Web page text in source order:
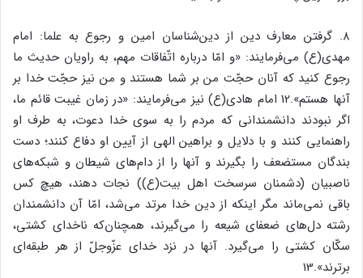
۸. گرفتن معارف دین از دین‌شناسان امین و رجوع به علما: امام
مهدی(ع) می‌فرمایند: «و امّا درباره اتّفاقات مهم، به راویان حدیث ما
رجوع کنید که آنان حجّت من بر شما هستند و من نیز حجّت خدا بر
آنها هستم».12 امام هادی(ع) نیز می‌فرمایند: «در زمان غیبت قائم ما،
اگر نبودند دانشمندانی که مردم را به سوی خدا دعوت، به طرف او
راهنمایی کنند و با دلایل و براهین الهی از آیین او دفاع کنند؛ دست
بندگان مستضعف را بگیرند و آنها را از دام‌های شیطان و شبکه‌های
ناصبیان (دشمنان سرسخت اهل بیت(ع)) نجات دهند، هیچ کس
باقی نمی‌ماند مگر اینکه از دین خدا مرتد می‌شد، امّا آن دانشمندان
رشته دل‌های ضعفای شیعه را می‌گیرند، همچنان‌که ناخدای کشتی،
سکّان کشتی را می‌گیرد. آنها در نزد خدای عزّوجلّ از هر طبقه‌ای
برترند».13